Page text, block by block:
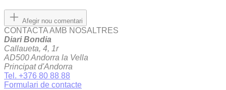
Afegir nou comentari
CONTACTA AMB NOSALTRES
Diari Bondia
Callaueta, 4, 1r
AD500 Andorra la Vella
Principat d'Andorra
Tel. +376 80 88 88
Formulari de contacte